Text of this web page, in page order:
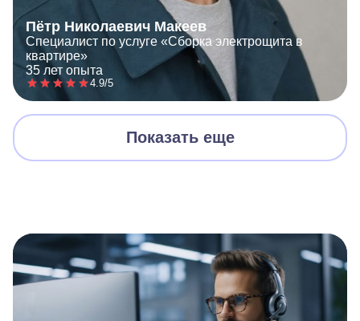
Пётр Николаевич Макеев
Специалист по услуге «Сборка электрощита в
квартире»
35 лет опыта
4.9/5
Показать еще